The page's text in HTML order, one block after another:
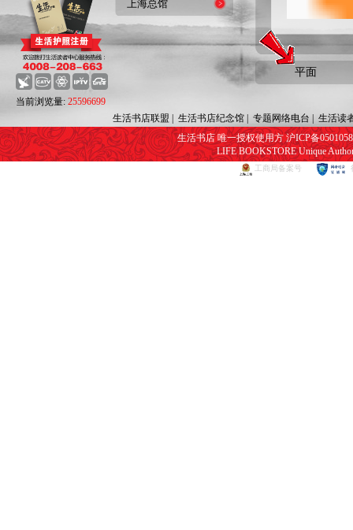
当前浏览量: 25596699
上海总馆
平面
生活书店联盟 生活书店纪念馆| 专题网络电台
生活读
生活书店 唯一授权使用方 沪ICP备
LIFE BOOKSTORE Unique
工商局备案号